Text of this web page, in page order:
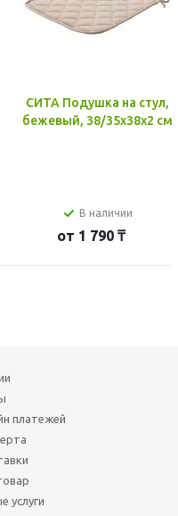
СИТА Подушка на стул,
бежевый, 38/35x38x2 см
В наличии
от 1 790 ₸
платежей
услуги